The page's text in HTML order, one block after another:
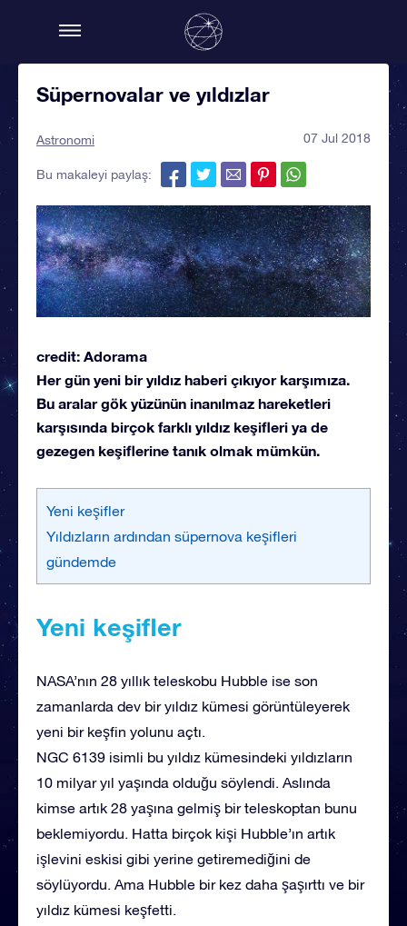
Süpernovalar ve yıldızlar
Astronomi 07 Jul 2018
Bu makaleyi paylaş:
credit: Adorama
Her gün yeni bir yıldız haberi çıkıyor karşımıza.
Bu aralar gök yüzünün inanılmaz hareketleri
karşısında birçok farklı yıldız keşifleri ya de
gezegen keşiflerine tanık olmak mümkün.
Yeni keşifler
Yıldızların ardından süpernova keşifleri
gündemde
Yeni keşifler
NASA’nın 28 yıllık teleskobu Hubble ise son
zamanlarda dev bir yıldız kümesi görüntüleyerek
yeni bir keşfin yolunu açtı.
NGC 6139 isimli bu yıldız kümesindeki yıldızların
10 milyar yıl yaşında olduğu söylendi. Aslında
kimse artık 28 yaşına gelmiş bir teleskoptan bunu
beklemiyordu. Hatta birçok kişi Hubble’ın artık
işlevini eskisi gibi yerine getiremediğini de
söylüyordu. Ama Hubble bir kez daha şaşırttı ve bir
yıldız kümesi keşfetti.